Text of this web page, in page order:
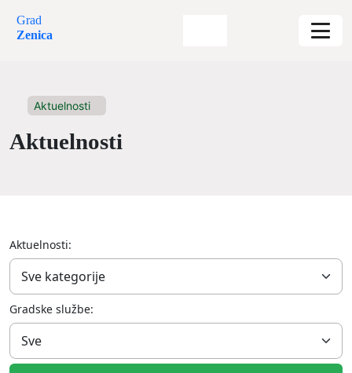
Grad
Zenica
Aktuelnosti
Aktuelnosti
Aktuelnosti:
Gradske službe: